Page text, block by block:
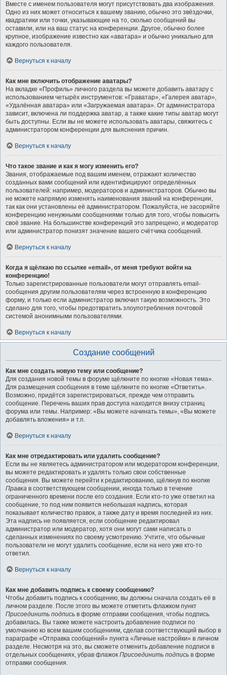
Вместе с именем пользователя могут присутствовать два изображения.
Одно из них может относиться к вашему званию, обычно это звёздочки,
квадратики или точки, указывающие на то, сколько сообщений вы
оставили, или на ваш статус на конференции. Другое, обычно более
крупное, изображение известно как «аватара» и обычно уникально для
каждого пользователя.
Вернуться к началу
Как мне включить отображение аватары?
На вкладке «Профиль» личного раздела вы можете добавить аватару с
использованием четырёх инструментов: «Граватар», «Галерея аватар»,
«Удалённая аватара» или «Загружаемая аватара». От администратора
зависит, включена ли поддержка аватар, а также какие типы аватар могут
быть доступны. Если вы не можете использовать аватары, свяжитесь с
администратором конференции для выяснения причин.
Вернуться к началу
Что такое звание и как я могу изменить его?
Звания, отображаемые под вашим именем, отражают количество
созданных вами сообщений или идентифицируют определённых
пользователей: например, модераторов и администраторов. Обычно вы
не можете напрямую изменять наименования званий на конференции,
так как они установлены её администратором. Пожалуйста, не засоряйте
конференцию ненужными сообщениями только для того, чтобы повысить
своё звание. На большинстве конференций это запрещено, и модератор
или администратор понизят значение вашего счётчика сообщений.
Вернуться к началу
Когда я щёлкаю по ссылке «email», от меня требуют войти на
конференцию!
Только зарегистрированные пользователи могут отправлять email-
сообщения другим пользователям через встроенную в конференцию
форму, и только если администратор включил такую возможность. Это
сделано для того, чтобы предотвратить злоупотребления почтовой
системой анонимными пользователями.
Вернуться к началу
Создание сообщений
Как мне создать новую тему или сообщение?
Для создания новой темы в форуме щёлкните по кнопке «Новая тема».
Для размещения сообщения в теме щёлкните по кнопке «Ответить».
Возможно, придётся зарегистрироваться, прежде чем отправить
сообщение. Перечень ваших прав доступа находится внизу страниц
форума или темы. Например: «Вы можете начинать темы», «Вы можете
добавлять вложения» и т.п.
Вернуться к началу
Как мне отредактировать или удалить сообщение?
Если вы не являетесь администратором или модератором конференции,
вы можете редактировать и удалять только свои собственные
сообщения. Вы можете перейти к редактированию, щёлкнув по кнопке
Правка в соответствующем сообщении, иногда только в течение
ограниченного времени после его создания. Если кто-то уже ответил на
сообщение, то под ним появится небольшая надпись, которая
показывает количество правок, а также дату и время последней из них.
Эта надпись не появляется, если сообщение редактировал
администратор или модератор, хотя они могут сами написать о
сделанных изменениях по своему усмотрению. Учтите, что обычные
пользователи не могут удалить сообщение, если на него уже кто-то
ответил.
Вернуться к началу
Как мне добавить подпись к своему сообщению?
Чтобы добавить подпись к сообщению, вы должны сначала создать её в
личном разделе. После этого вы можете отметить флажком пункт
Присоединить подпись в форме отправки сообщения, чтобы подпись
добавилась. Вы также можете настроить добавление подписи по
умолчанию ко всем вашим сообщениям, сделав соответствующий выбор в
параграфе «Отправка сообщений» пункта «Личные настройки» в личном
разделе. Несмотря на это, вы сможете отменить добавление подписи в
отдельных сообщениях, убрав флажок Присоединить подпись в форме
отправки сообщения.